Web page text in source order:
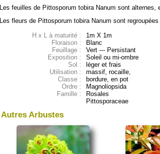
Les feuilles de Pittosporum tobira Nanum sontalternes,
Les fleurs de Pittosporum tobira Nanum sont
H x L à maturité :
Floraison :
Feuillage :
Exposition :
Sol :
Utilisation :
Classe :
Ordre :
Famille :
1m X 1m
Blanc
Vert --- Persistant
Soleil ou mi-ombre
léger et frais
massif, rocaille,
bordure, en pot
Magnoliopsida
Rosales
Pittosporaceae
Autres Arbustes